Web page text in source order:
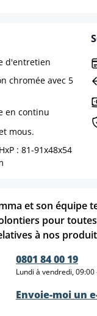
d'entretien
chromée avec 5
en continu
mous.
: 81-91x48x54
et son équipe
pour
à nos
0801 84 00 19
Lundi à vendredi,
Envoie-moi un